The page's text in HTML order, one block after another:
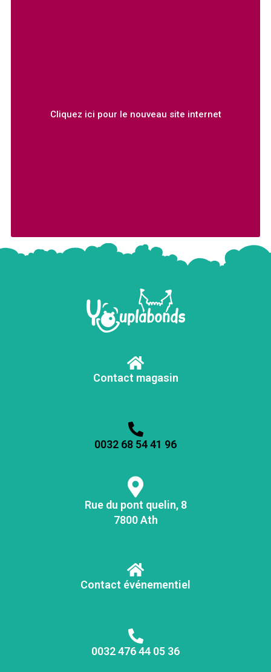
Cliquez ici pour le nouveau site internet
Contact magasin
0032 68 54 41 96
Rue du pont quelin, 8
7800 Ath
Contact événementiel
0032 476 44 05 36